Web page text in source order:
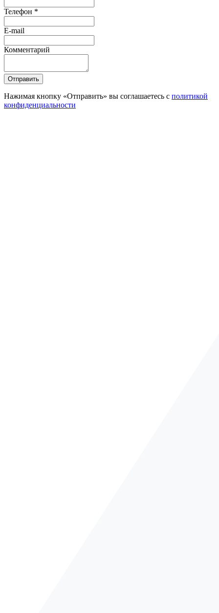
Телефон *
E-mail
Комментарий
Отправить
Нажимая кнопку «Отправить» вы соглашаетесь с политикой
конфиденциальности